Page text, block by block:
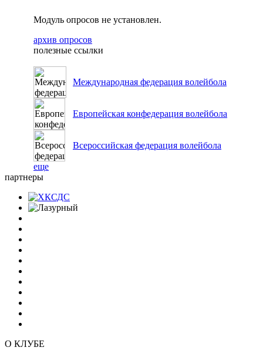
Модуль опросов не установлен.
архив опросов
полезные ссылки
Международная федерация волейбола
Европейская конфедерация волейбола
Всероссийская федерация волейбола
еще
партнеры
О КЛУБЕ